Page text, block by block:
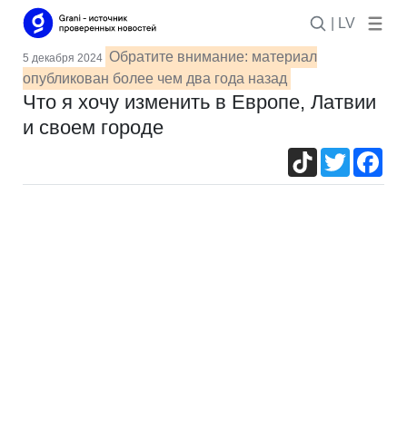
| LV
5 декабря 2024 Обратите внимание: материал
опубликован более чем два года назад
Что я хочу изменить в Европе, Латвии
и своем городе
TikTokTwitter